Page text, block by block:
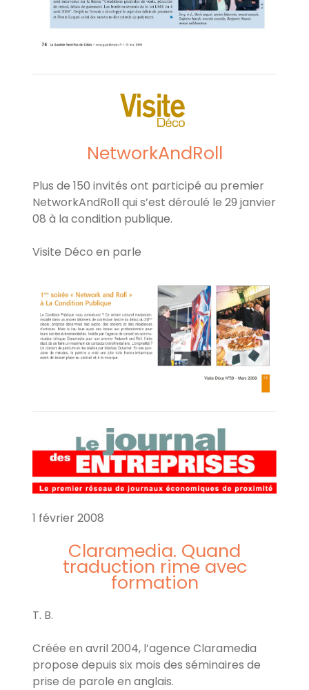
NetworkAndRoll
Plus de 150 invités ont participé au premier
NetworkAndRoll qui s’est déroulé le 29 janvier
08 à la condition publique.
Visite Déco en parle
1 février 2008
Claramedia. Quand
traduction rime avec
formation
T. B.
Créée en avril 2004, l’agence Claramedia
propose depuis six mois des séminaires de
prise de parole en anglais.